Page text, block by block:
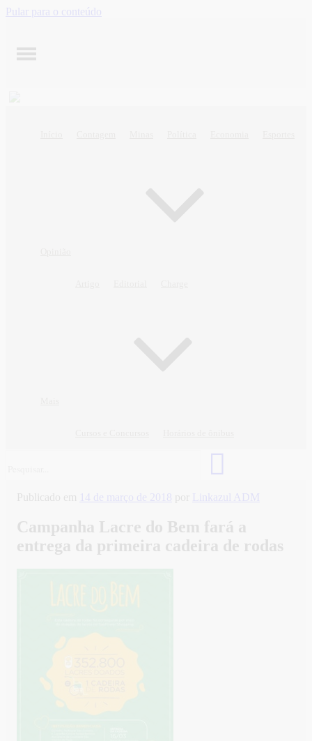
Pular para o conteúdo
Publicado em 14 de março de 2018 por Linkazul ADM
Campanha Lacre do Bem fará a
entrega da primeira cadeira de rodas